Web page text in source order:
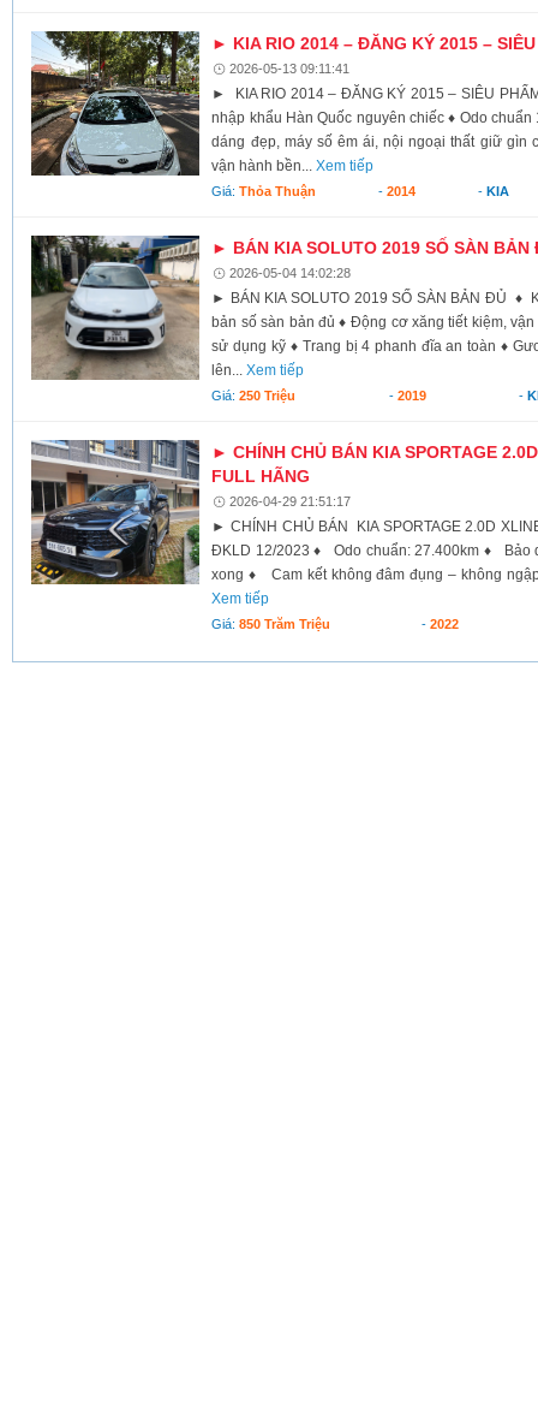
► KIA RIO 2014 – ĐĂNG KÝ 2015 –
2026-05-13 09:11:41
► KIA RIO 2014 – ĐĂNG KÝ 2015 – SIÊU
nhập khẩu Hàn Quốc nguyên chiếc ♦ Odo chuẩn
dáng đẹp, máy số êm ái, nội ngoại thất giữ gìn
vận hành bền...Xem tiếp
Giá:Thỏa Thuận -2014 - KIA
► BÁN KIA SOLUTO 2019 SỐ SÀN BẢN
2026-05-04 14:02:28
► BÁN KIA SOLUTO 2019 SỐ SÀN BẢN ĐỦ ♦
bản số sàn bản đủ ♦ Động cơ xăng tiết kiệm,
sử dụng kỹ ♦ Trang bị 4 phanh đĩa an toàn ♦
lên...Xem tiếp
Giá:250 Triệu - 2019 -
► CHÍNH CHỦ BÁN KIA SPORTAGE
FULL HÃNG
2026-04-29 21:51:17
► CHÍNH CHỦ BÁN KIA SPORTAGE 2.0D
ĐKLD 12/2023 ♦ Odo chuẩn: 27.400km ♦ Bảo
xong ♦ Cam kết không đâm đụng – không
Xem tiếp
Giá:850 Trăm Triệu -2022